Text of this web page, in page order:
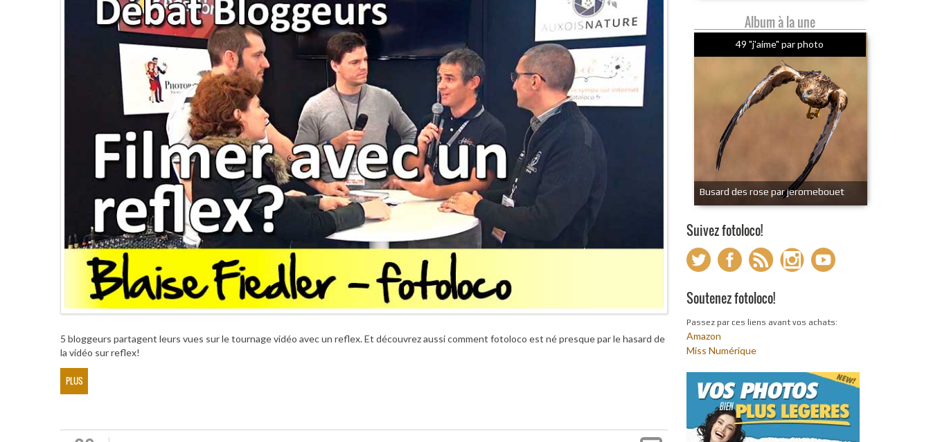
5 bloggeurs partagent leurs vues sur le tournage vidéo avec un reflex. Et découvrez aussi comment fotoloco est né presque par le hasard de
la vidéo sur reflex!
PLUS
Album à la une
49 "j'aime" par photo
Busard des rose par jeromebouet
Suivez fotoloco!
Soutenez fotoloco!
Passez par ces liens avant vos achats:
Amazon
Miss Numérique